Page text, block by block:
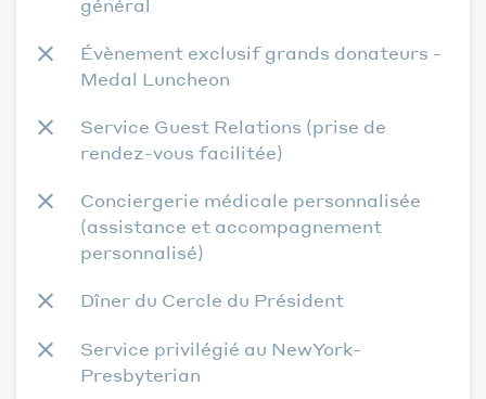
général
Évènement exclusif grands donateurs -
Medal Luncheon
Service Guest Relations (prise de
rendez-vous facilitée)
Conciergerie médicale personnalisée
(assistance et accompagnement
personnalisé)
Dîner du Cercle du Président
Service privilégié au NewYork-
Presbyterian